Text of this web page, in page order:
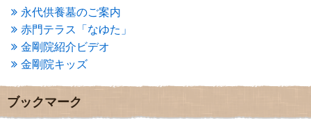
2013年4月(1)
2013年3月
(4)
2013年2月(6)
2013年1月(6)
2012年12月(7)
2012年10月(5)
2012年9月
(8)
永代供養墓のご案内
赤門テラス「なゆた」
金剛院紹介ビデオ
金剛院キッズ
ブックマーク